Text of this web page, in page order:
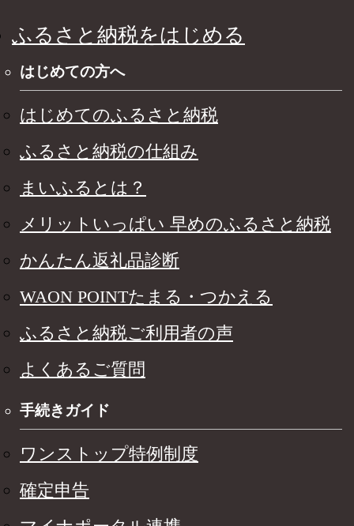
ふるさと納税をはじめる
はじめての方へ
はじめてのふるさと納税
ふるさと納税の仕組み
まいふるとは？
メリットいっぱい 早めのふるさと納税
かんたん返礼品診断
WAON POINTたまる・つかえる
ふるさと納税ご利用者の声
よくあるご質問
手続きガイド
ワンストップ特例制度
確定申告